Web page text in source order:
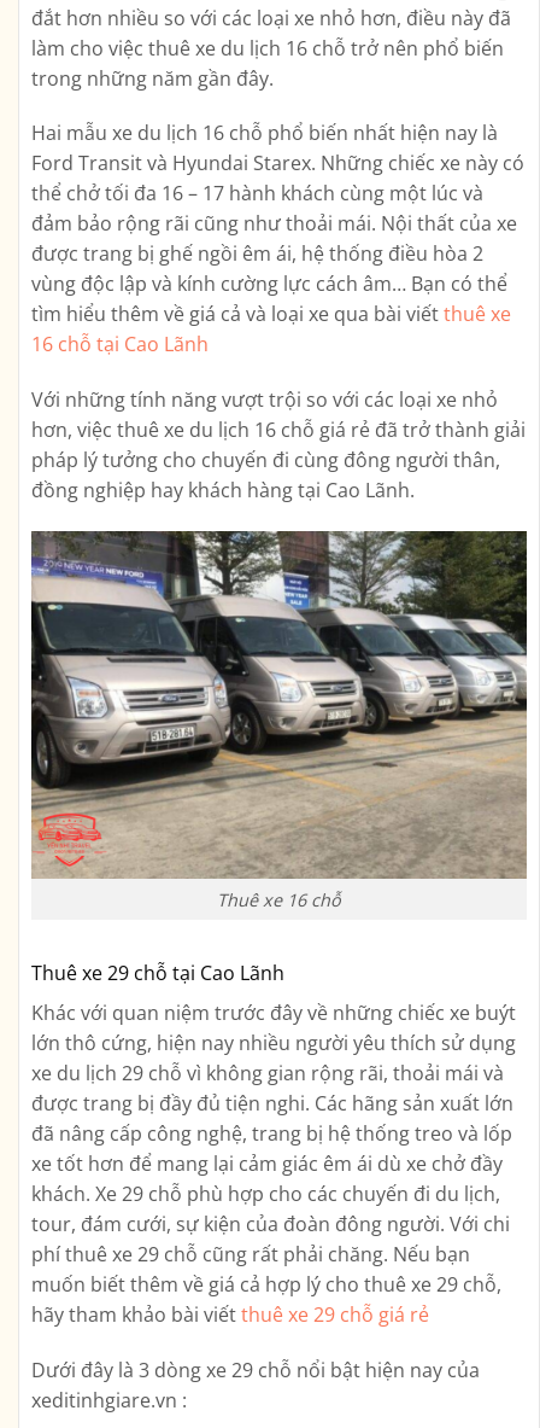
đắt hơn nhiều so với các loại xe nhỏ hơn, điều này đã
làm cho việc thuê xe du lịch 16 chỗ trở nên phổ biến
trong những năm gần đây.
Hai mẫu xe du lịch 16 chỗ phổ biến nhất hiện nay là
Ford Transit và Hyundai Starex. Những chiếc xe này có
thể chở tối đa 16 – 17 hành khách cùng một lúc và
đảm bảo rộng rãi cũng như thoải mái. Nội thất của xe
được trang bị ghế ngồi êm ái, hệ thống điều hòa 2
vùng độc lập và kính cường lực cách âm… Bạn có thể
tìm hiểu thêm về giá cả và loại xe qua bài viếtthuê xe
16 chỗ tại Cao Lãnh
Với những tính năng vượt trội so với các loại xe nhỏ
hơn, việc thuê xe du lịch 16 chỗ giá rẻ đã trở thành giải
pháp lý tưởng cho chuyến đi cùng đông người thân,
đồng nghiệp hay khách hàng tại Cao Lãnh.
Thuê xe 16 chỗ
Thuê xe 29 chỗ tại Cao Lãnh
Khác với quan niệm trước đây về những chiếc xe buýt
lớn thô cứng, hiện nay nhiều người yêu thích sử dụng
xe du lịch 29 chỗ vì không gian rộng rãi, thoải mái và
được trang bị đầy đủ tiện nghi. Các hãng sản xuất lớn
đã nâng cấp công nghệ, trang bị hệ thống treo và lốp
xe tốt hơn để mang lại cảm giác êm ái dù xe chở đầy
khách. Xe 29 chỗ phù hợp cho các chuyến đi du lịch,
tour, đám cưới, sự kiện của đoàn đông người. Với chi
phí thuê xe 29 chỗ cũng rất phải chăng. Nếu bạn
muốn biết thêm về giá cả hợp lý cho thuê xe 29 chỗ,
hãy tham khảo bài viếtthuê xe 29 chỗ giá rẻ
Dưới đây là 3 dòng xe 29 chỗ nổi bật hiện nay của
xeditinhgiare.vn :